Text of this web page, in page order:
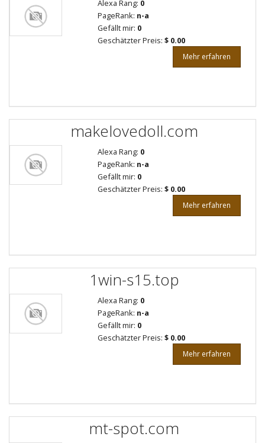
Alexa Rang: 0
PageRank: n-a
Gefällt mir: 0
Geschätzter Preis: $ 0.00
Mehr erfahren
makelovedoll.com
Alexa Rang: 0
PageRank: n-a
Gefällt mir: 0
Geschätzter Preis: $ 0.00
Mehr erfahren
1win-s15.top
Alexa Rang: 0
PageRank: n-a
Gefällt mir: 0
Geschätzter Preis: $ 0.00
Mehr erfahren
mt-spot.com